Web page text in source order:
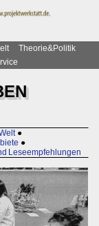
Theorie&Politik
●
●
Leseempfehlungen